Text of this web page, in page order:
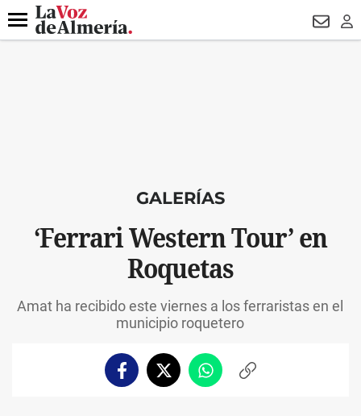
DESTACADO DRON UDA
Menú
GALERÍAS
‘Ferrari Western Tour’ en
Roquetas
Amat ha recibido este viernes a los ferraristas en el
municipio roquetero
FacebookTwitterWhatsappCopiar